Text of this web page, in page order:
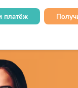
платёж